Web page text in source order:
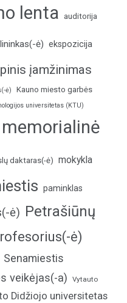
lenta auditorija
ė) ekspozicija
įamžinimas
ė)
Kauno miesto garbės
universitetas (KTU)
memorialinė
daktaras(-ė) mokykla
paminklas
ė) Petrašiūnų
ė)
Senamiestis
veikėjas(-a) Vytauto
Didžiojo universitetas